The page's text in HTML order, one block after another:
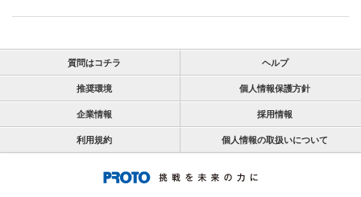
質問はコチラ ヘルプ
推奨環境 個人情報保護方針
企業情報 採用情報
利用規約 個人情報の取扱いについて